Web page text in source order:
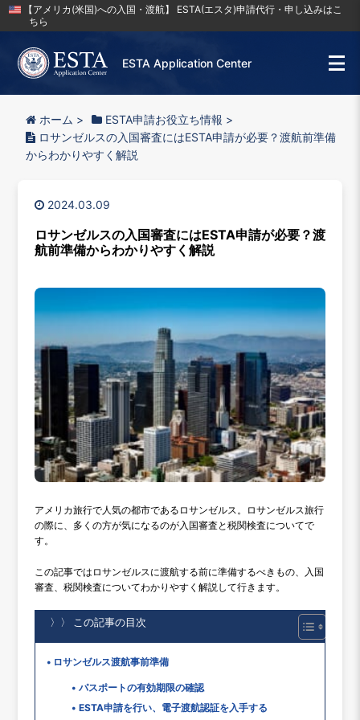
【アメリカ(米国)への入国・渡航】 ESTA(エスタ)申請代行・申し込みはこ
ちら
ESTA Application Center
ホーム > ESTA申請お役立ち情報 >
ロサンゼルスの入国審査にはESTA申請が必要？渡航前準備
からわかりやすく解説
2024.03.09
ロサンゼルスの入国審査にはESTA申請が必要？渡
航前準備からわかりやすく解説
アメリカ旅行で人気の都市であるロサンゼルス。ロサンゼルス旅行
の際に、多くの方が気になるのが入国審査と税関検査についてで
す。
この記事ではロサンゼルスに渡航する前に準備するべきもの、入国
審査、税関検査についてわかりやすく解説して行きます。
〉〉 この記事の目次
ロサンゼルス渡航事前準備
パスポートの有効期限の確認
ESTA申請を行い、電子渡航認証を入手する